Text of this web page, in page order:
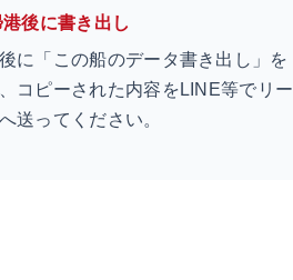
後に書き出し
に「この船のデータ書き出し」を
コピーされた内容をLINE等でリー
送ってください。